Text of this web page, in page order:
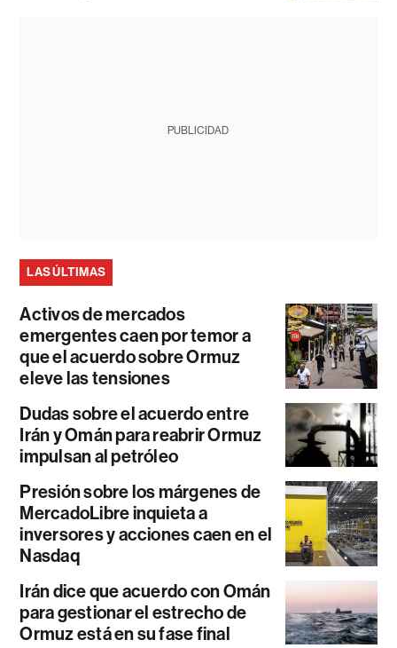
PUBLICIDAD
LAS ÚLTIMAS
Activos de mercados
emergentes caen por temor a
que el acuerdo sobre Ormuz
eleve las tensiones
Dudas sobre el acuerdo entre
Irán y Omán para reabrir Ormuz
impulsan al petróleo
Presión sobre los márgenes de
MercadoLibre inquieta a
inversores y acciones caen en el
Nasdaq
Irán dice que acuerdo con Omán
para gestionar el estrecho de
Ormuz está en su fase final